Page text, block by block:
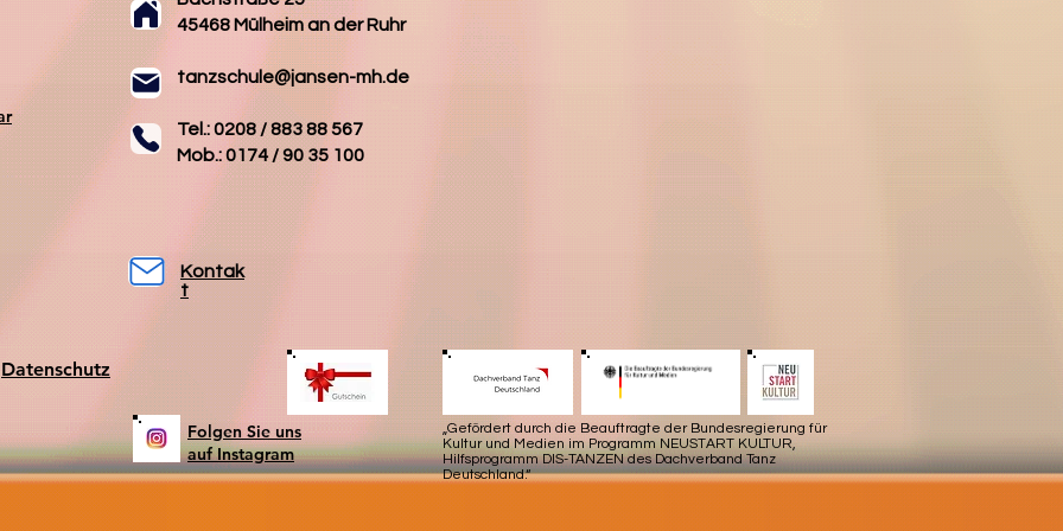
45468 Mülheim an der Ruhr
tanzschule@jansen-mh.de
Tel.: 0208 / 883 88 567
Mob.: 0174 / 90 35 100
Kontak
t
Datenschutz
Folgen Sie uns
auf Instagram
„Gefördert durch die Beauftragte der Bundesregierung für
Kultur und Medien im Programm NEUSTART KULTUR,
Hilfsprogramm DIS-TANZEN des Dachverband Tanz
Deutschland.“